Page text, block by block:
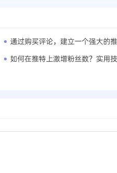
通过购买评论，建立一个强大的
如何在推特上激增粉丝数？实用技